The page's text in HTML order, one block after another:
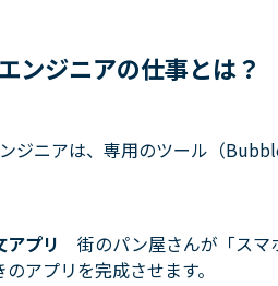
ンジニアの仕事とは？
ジニアは、専用のツール（
アプリ 街のパン屋さんが「ス
アプリを完成させます。